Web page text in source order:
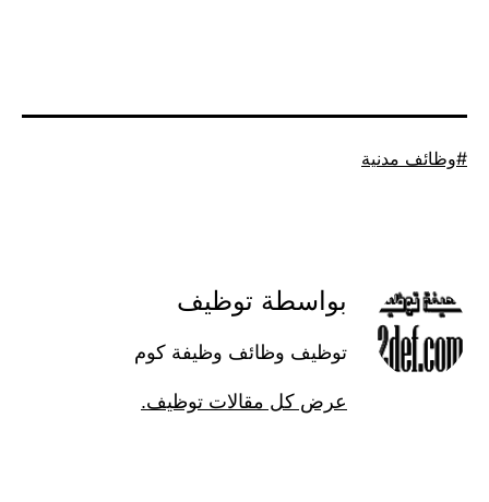
موسوم
وظائف مدنية
بواسطة توظيف
توظيف وظائف وظيفة كوم
عرض كل مقالات توظيف.